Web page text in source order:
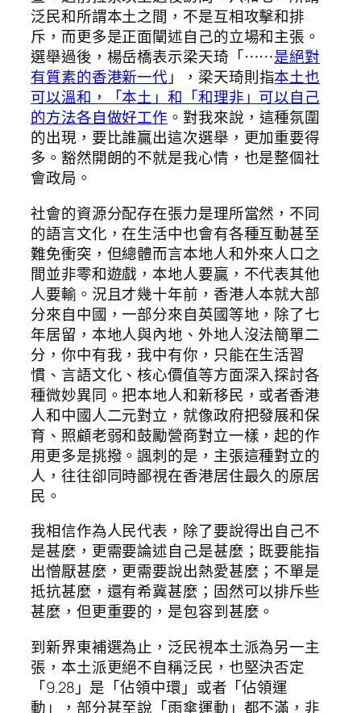
泛民和所謂本土之間，不是互相攻擊和排
斥，而更多是正面闡述自己的立場和主張。
選舉過後，楊岳橋表示梁天琦「⋯⋯是絕對
有質素的香港新一代」，梁天琦則指本土也
可以溫和，「本土」和「和理非」可以自己
的方法各自做好工作 。對我來說，這種氛圍
的出現，要比誰贏出這次選舉，更加重要得
多。豁然開朗的不就是我心情，也是整個社
會政局。
社會的資源分配存在張力是理所當然，不同
的語言文化，在生活中也會有各種互動甚至
難免衝突，但總體而言本地人和外來人口之
間並非零和遊戲，本地人要贏，不代表其他
人要輸。況且才幾十年前，香港人本就大部
分來自中國，一部分來自英國等地，除了七
年居留，本地人與內地、外地人沒法簡單二
分，你中有我，我中有你，只能在生活習
慣、言語文化、核心價值等方面深入探討各
種微妙異同。把本地人和新移民，或者香港
人和中國人二元對立，就像政府把發展和保
育、照顧老弱和鼓勵營商對立一樣，起的作
用更多是挑撥。諷刺的是，主張這種對立的
人，往往卻同時鄙視在香港居住最久的原居
民。
我相信作為人民代表，除了要說得出自己不
是甚麼，更需要論述自己是甚麼；既要能指
出憎厭甚麼，更需要說出熱愛甚麼；不單是
抵抗甚麼，還有希冀甚麼；固然可以排斥些
甚麼，但更重要的，是包容到甚麼。
到新界東補選為止，泛民視本土派為另一主
張，本土派更絕不自稱泛民，也堅決否定
「9.28」是「佔領中環」或者「佔領運
動」，部分甚至說「雨傘運動」都不滿，非